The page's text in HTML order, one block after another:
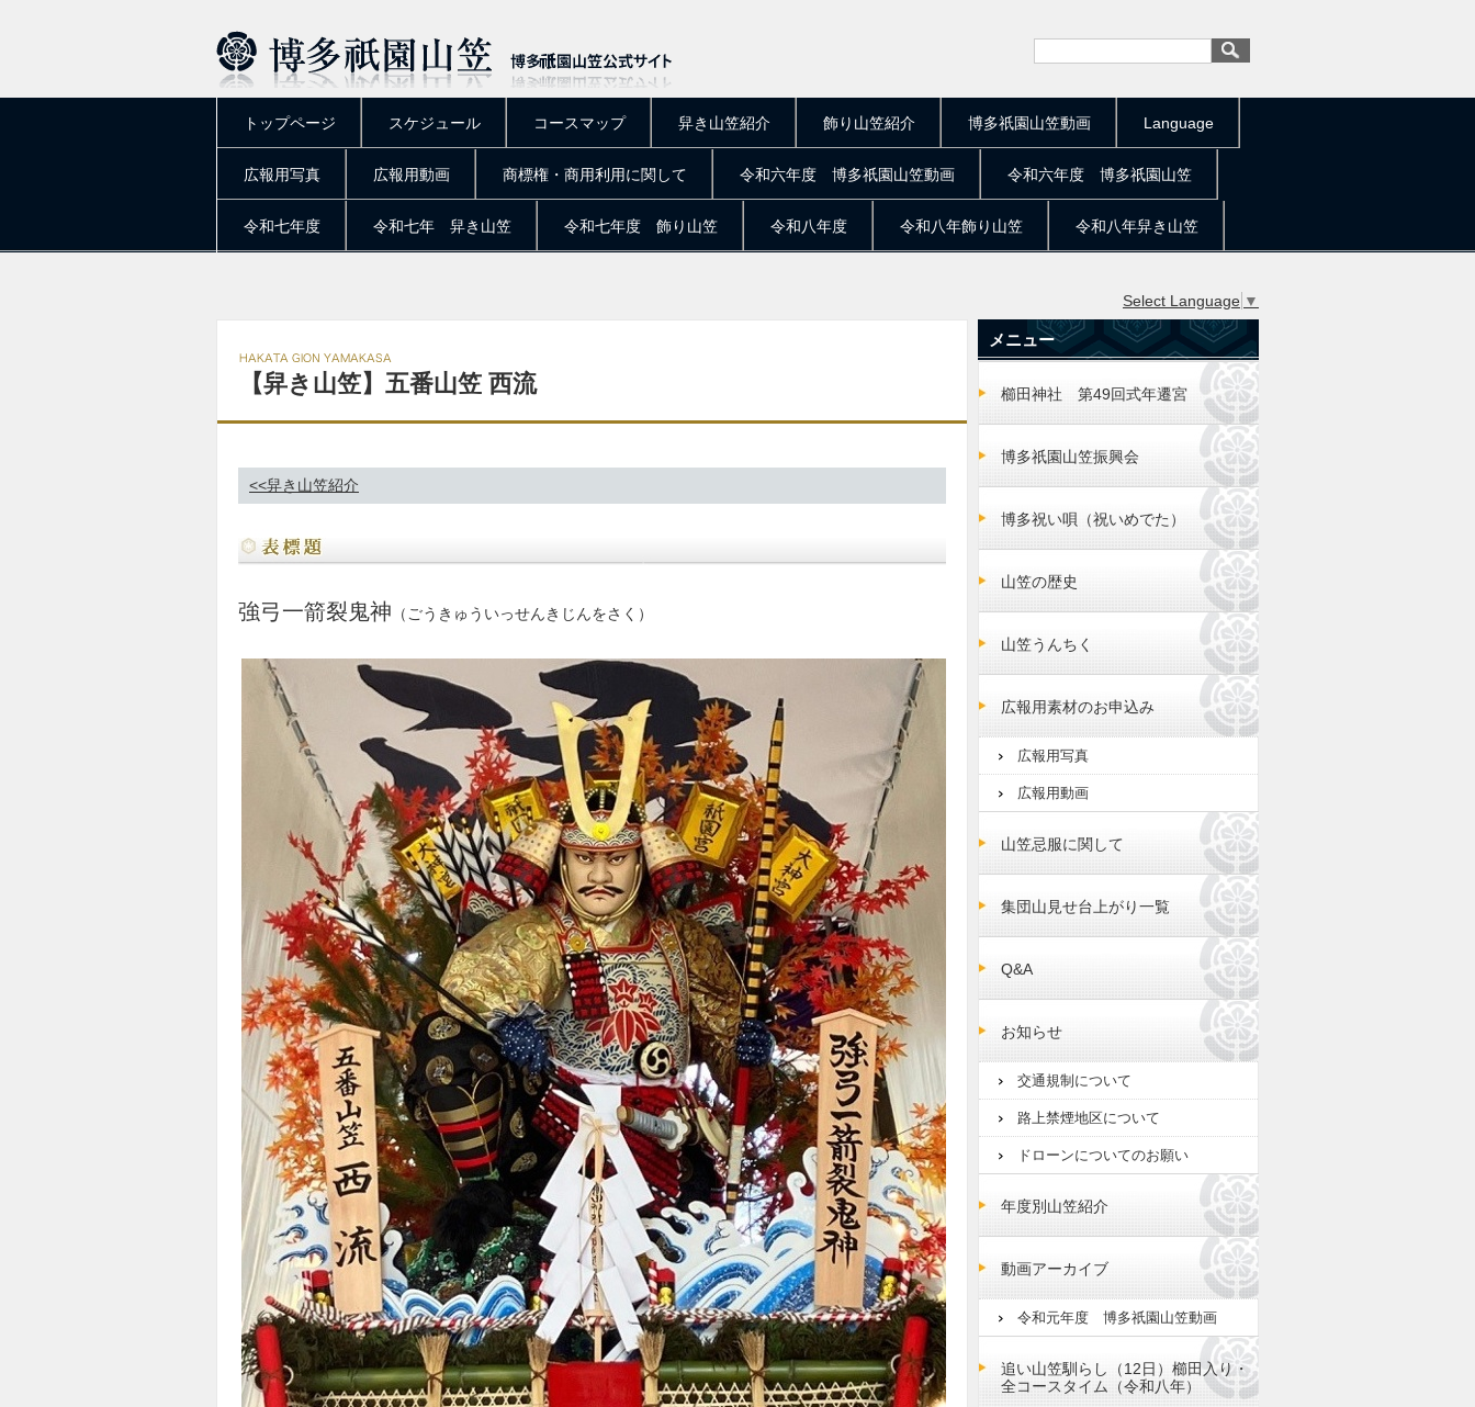
トップページ スケジュール コースマップ 舁き山笠紹介 飾り山笠紹介 博多祇園山笠動画 Language
広報用写真 広報用動画 商標権・商用利用に関して 令和六年度 博多祇園山笠動画 令和六年度 博多祇園山笠
令和七年度 令和七年 舁き山笠 令和七年度 飾り山笠 令和八年度 令和八年飾り山笠 令和八年舁き山笠
Select Language ▼
【舁き山笠】五番山笠 西流
<<舁き山笠紹介
強弓一箭裂鬼神 （ ごうきゅういっせんきじんをさ く ）
メニュー
櫛田神社 第49回式年遷宮
博多祇園山笠振興会
博多祝い唄（祝いめでた）
山笠の歴史
山笠うんちく
広報用素材のお申込み
広報用写真
広報用動画
山笠忌服に関して
集団山見せ台上がり一覧
Q&A
お知らせ
交通規制について
路上禁煙地区について
ドローンについてのお願い
年度別山笠紹介
動画アーカイブ
令和元年度 博多祇園山笠動画
追い山笠馴らし（12日）櫛田入り・
全コースタイム（令和八年）